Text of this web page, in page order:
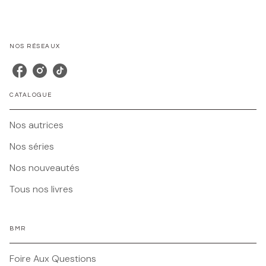
NOS RÉSEAUX
CATALOGUE
Nos autrices
Nos séries
Nos nouveautés
Tous nos livres
BMR
Foire Aux Questions